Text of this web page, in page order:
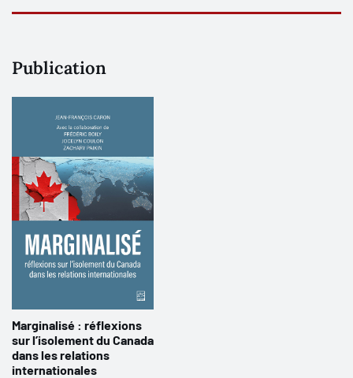
Publication
Marginalisé : réflexions
sur l’isolement du Canada
dans les relations
internationales